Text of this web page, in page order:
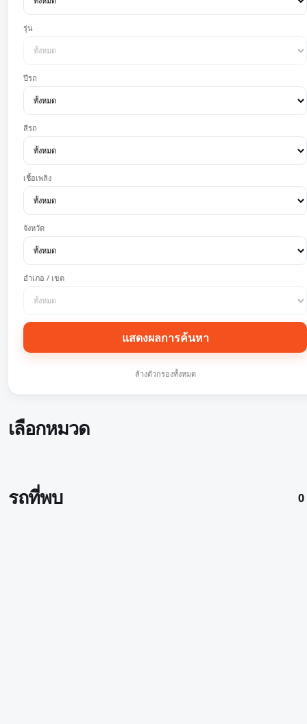
รุ่น
ปีรถ
สีรถ
เชื้อเพลิง
จังหวัด
อำเภอ / เขต
แสดงผลการค้นหา
ล้างตัวกรองทั้งหมด
เลือกหมวด
รถที่พบ